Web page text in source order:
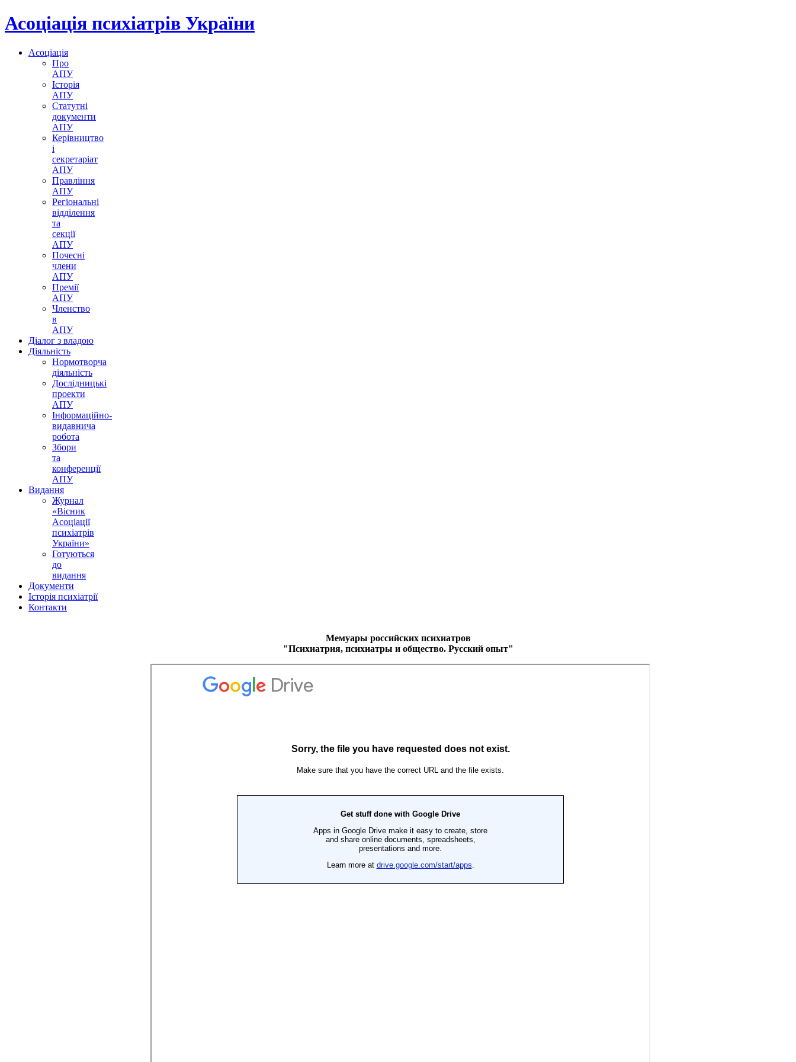
Асоціація психіатрів України
Асоціація
Про
АПУ
Історія
АПУ
Статутні
документи
АПУ
Керівництво
і
секретаріат
АПУ
Правління
АПУ
Регіональні
відділення
та
секції
АПУ
Почесні
члени
АПУ
Премії
АПУ
Членство
в
АПУ
Діалог з владою
Діяльність
Нормотворча
діяльність
Дослідницькі
проекти
АПУ
Інформаційно-
видавнича
робота
Збори
та
конференції
АПУ
Видання
Журнал
«Вісник
Асоціації
психіатрів
України»
Готуються
до
видання
Документи
Історія психіатрії
Контакти
Мемуары российских психиатров
"Психиатрия, психиатры и общество. Русский опыт"